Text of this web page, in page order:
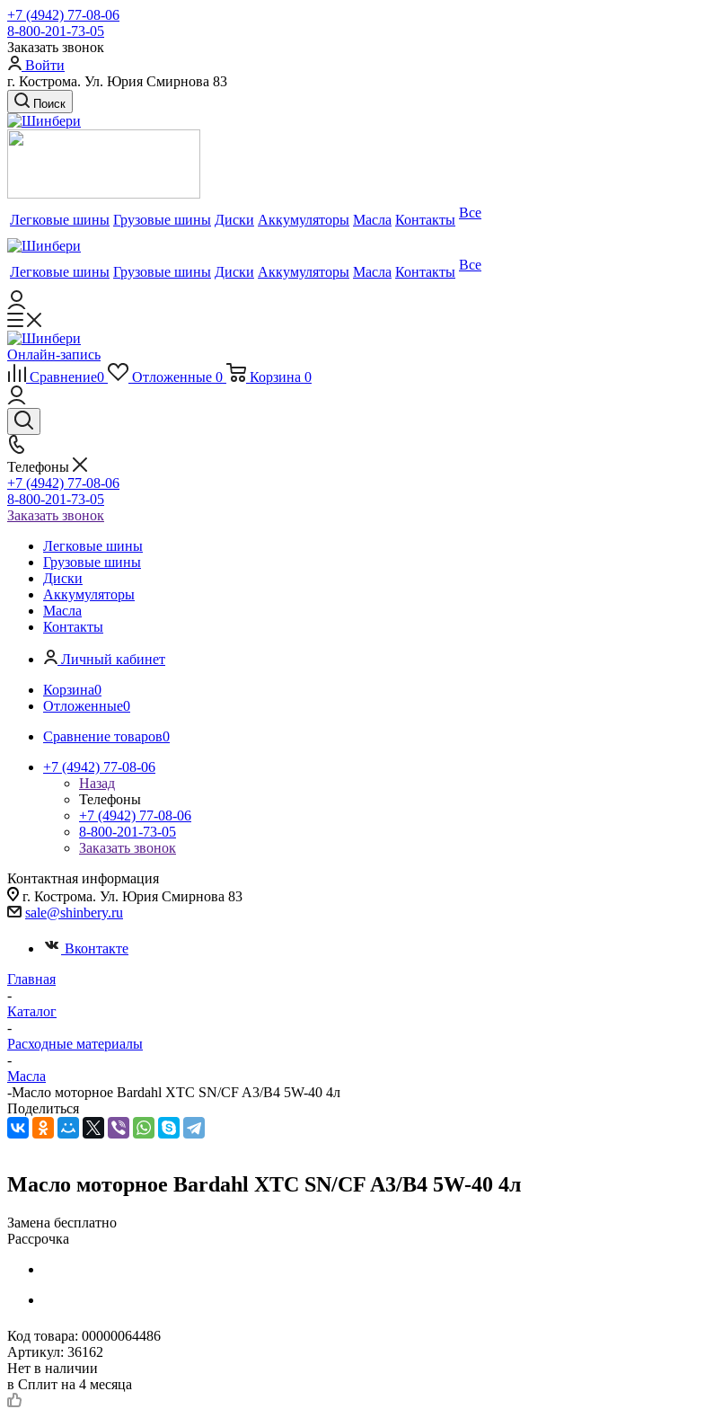
+7 (4942) 77-08-06
8-800-201-73-05
Заказать звонок
Войти
г. Кострома. Ул. Юрия Смирнова 83
Поиск
Легковые шины Грузовые шины Диски Аккумуляторы Масла Контакты Все
Легковые шины Грузовые шины Диски Аккумуляторы Масла Контакты Все
Онлайн-запись
Сравнение0 Отложенные 0 Корзина 0
Телефоны
+7 (4942) 77-08-06
8-800-201-73-05
Заказать звонок
Легковые шины
Грузовые шины
Диски
Аккумуляторы
Масла
Контакты
Личный кабинет
Корзина0
Отложенные0
Сравнение товаров0
+7 (4942) 77-08-06
Назад
Телефоны
+7 (4942) 77-08-06
8-800-201-73-05
Заказать звонок
Контактная информация
г. Кострома. Ул. Юрия Смирнова 83
sale@shinbery.ru
Вконтакте
Главная
-
Каталог
-
Расходные материалы
-
Масла
-Масло мотоpное Bardahl XTC SN/CF A3/B4 5W-40 4л
Поделиться
Масло мотоpное Bardahl XTC SN/CF A3/B4 5W-40 4л
Замена бесплатно
Рассрочка
Код товара: 00000064486
Артикул: 36162
Нет в наличии
в Сплит на 4 месяца